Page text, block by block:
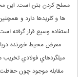
مسلح کردن بتن است. این
ها و كلريدها دارد و
استفاده وسیع قرار گرفته
معرض محيط خورنده دريا
مقابله موجود چون